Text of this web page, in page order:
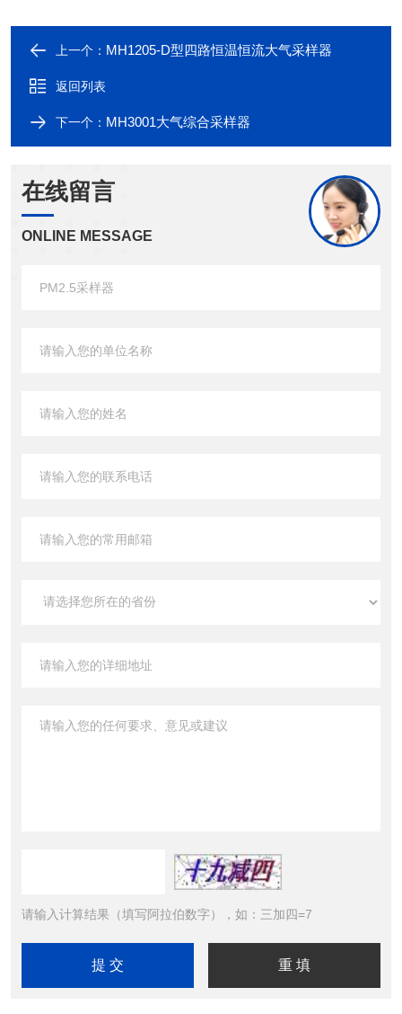
上一个： MH1205-D型四路恒温恒流大气采样器
返回列表
下一个： MH3001大气综合采样器
在线留言
ONLINE MESSAGE
请输入计算结果（填写阿拉伯数字），如：三加四=7